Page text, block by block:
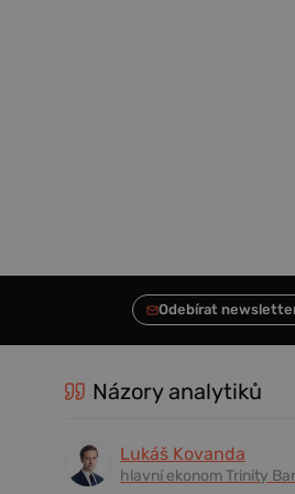
Názory analytiků
Lukáš Kovanda
hlavní ekonom Trinity